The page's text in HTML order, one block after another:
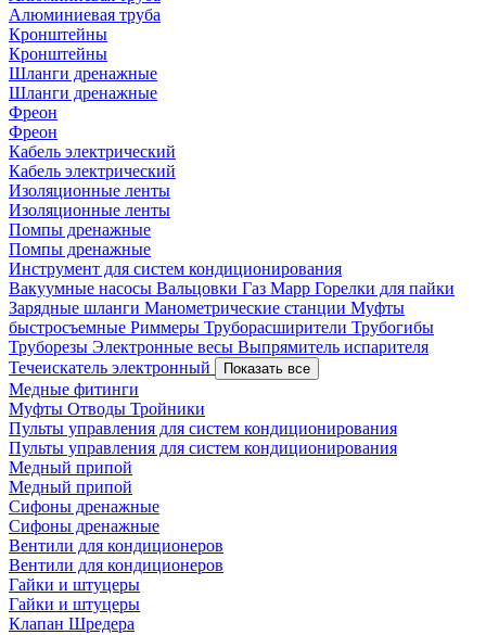
Алюминиевая труба
Кронштейны
Кронштейны
Шланги дренажные
Шланги дренажные
Фреон
Фреон
Кабель электрический
Кабель электрический
Изоляционные ленты
Изоляционные ленты
Помпы дренажные
Помпы дренажные
Инструмент для систем кондиционирования
Вакуумные насосы Вальцовки Газ Mapp Горелки для пайки
Зарядные шланги Манометрические станции Муфты
быстросъемные Риммеры Труборасширители Трубогибы
Труборезы Электронные весы Выпрямитель испарителя
Течеискатель электронный
Показать все
Медные фитинги
Муфты Отводы Тройники
Пульты управления для систем кондиционирования
Пульты управления для систем кондиционирования
Медный припой
Медный припой
Сифоны дренажные
Сифоны дренажные
Вентили для кондиционеров
Вентили для кондиционеров
Гайки и штуцеры
Гайки и штуцеры
Клапан Шредера